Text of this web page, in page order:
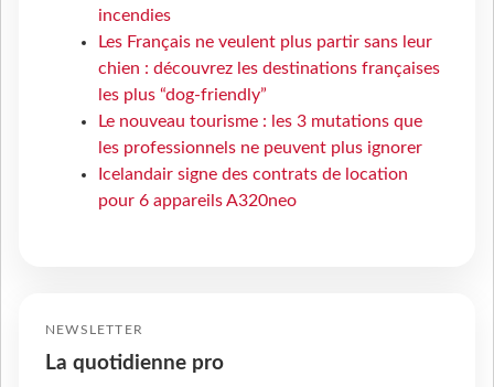
incendies
Les Français ne veulent plus partir sans leur
chien : découvrez les destinations françaises
les plus “dog-friendly”
Le nouveau tourisme : les 3 mutations que
les professionnels ne peuvent plus ignorer
Icelandair signe des contrats de location
pour 6 appareils A320neo
NEWSLETTER
La quotidienne pro